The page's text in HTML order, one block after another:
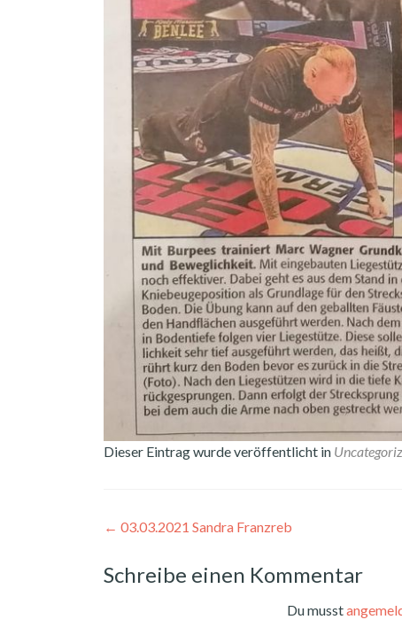
Dieser Eintrag wurde veröffentlicht in
Beitragsnavigation
← 03.03.2021 Sandra Franzreb
Schreibe einen Kommentar
Du musst